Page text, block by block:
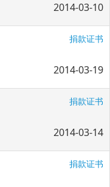
2014-03-10
捐款证书
2014-03-19
捐款证书
2014-03-14
捐款证书